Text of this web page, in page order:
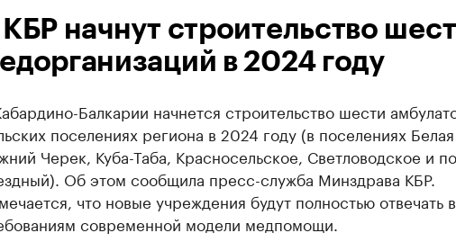
КБР начнут строительство
в 2024 году
Балкарии начнется строительство шести
поселениях региона в 2024 году (в поселениях
Черек, Куба-Таба, Красносельское, Светловодское и
Об этом сообщила пресс-служба Минздрава КБР.
что новые учреждения будут полностью отвечать
современной модели медпомощи.